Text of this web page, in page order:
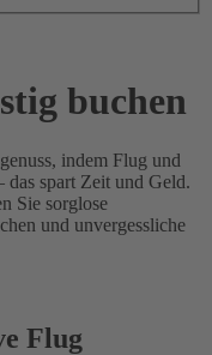
buchen
indem Flug und
spart Zeit und Geld.
Sie sorglose
und unvergessliche
Flug